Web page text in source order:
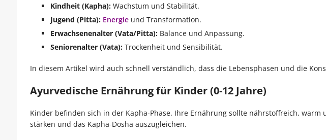
Kindheit (Kapha):Wachstum und Stabilität.
Jugend (Pitta): Energieund Transformation.
Erwachsenenalter (Vata/Pitta):Balance und Anpassung.
Seniorenalter (Vata):Trockenheit und Sensibilität.
In diesem Artikel wird auch schnell verständlich, dass die Lebensphasen und die
Ayurvedische Ernährung für Kinder (0-12 Jahre)
Kinder befinden sich in der Kapha-Phase. Ihre Ernährung sollte nährstoffreich,
stärken und das Kapha-Dosha auszugleichen.